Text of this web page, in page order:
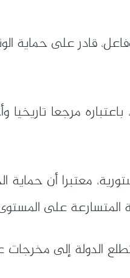
قادر على حماية
وفي سياق متصل، أبرز أن تجربة الجزائر في هذا المجال تستلهم مبادئ بيان أول
معتبرا أن حماية
المتسارعة على
الدولة إلى